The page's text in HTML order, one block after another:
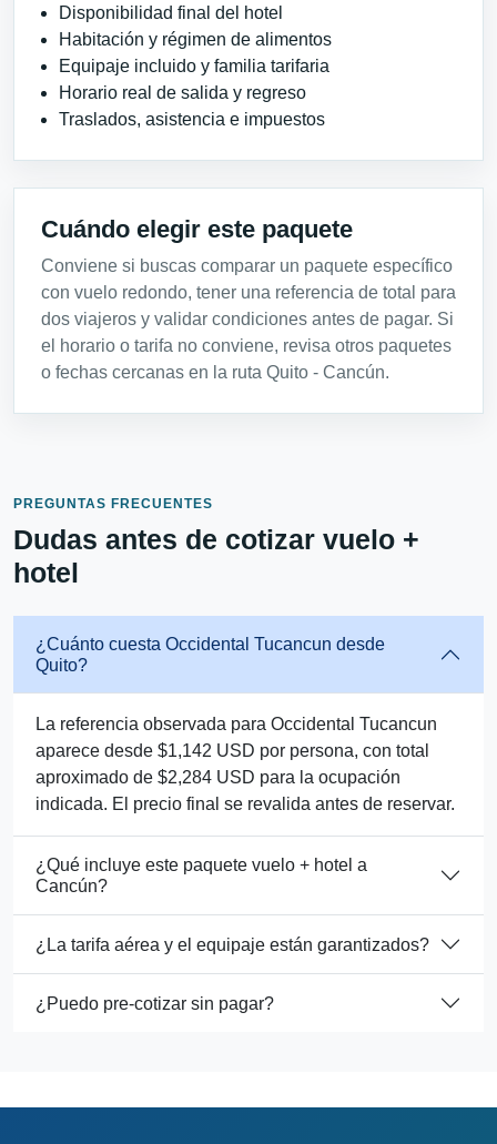
Disponibilidad final del hotel
Habitación y régimen de alimentos
Equipaje incluido y familia tarifaria
Horario real de salida y regreso
Traslados, asistencia e impuestos
Cuándo elegir este paquete
Conviene si buscas comparar un paquete específico
con vuelo redondo, tener una referencia de total para
dos viajeros y validar condiciones antes de pagar. Si
el horario o tarifa no conviene, revisa otros paquetes
o fechas cercanas en la ruta Quito - Cancún.
PREGUNTAS FRECUENTES
Dudas antes de cotizar vuelo +
hotel
¿Cuánto cuesta Occidental Tucancun desde
Quito?
La referencia observada para Occidental Tucancun
aparece desde $1,142 USD por persona, con total
aproximado de $2,284 USD para la ocupación
indicada. El precio final se revalida antes de reservar.
¿Qué incluye este paquete vuelo + hotel a
Cancún?
¿La tarifa aérea y el equipaje están garantizados?
¿Puedo pre-cotizar sin pagar?